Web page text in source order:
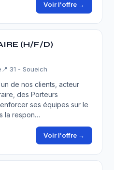
Voir l'offre →
(H/F/D)
📍 31 - Soueich
de nos clients, acteur
des Porteurs
ses équipes sur le
la respon…
Voir l'offre →